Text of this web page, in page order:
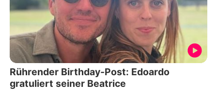
Rührender Birthday-Post: Edoardo
gratuliert seiner Beatrice